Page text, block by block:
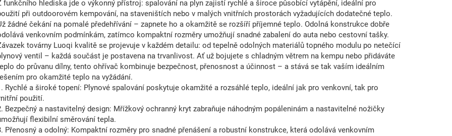
funkčního hlediska jde o výkonný přístroj: spalování na plyn zajistí rychlé a široce působící vytápění, ideální pro
při outdoorovém kempování, na staveništích nebo v malých vnitřních prostorách vyžadujících dodatečné teplo.
žádné čekání na pomalé předehřívání – zapnete ho a okamžitě se rozšíří příjemné teplo. Odolná konstrukce dobře
venkovním podmínkám, zatímco kompaktní rozměry umožňují snadné zabalení do auta nebo cestovní tašky.
továrny Luoqi kvalitě se projevuje v každém detailu: od tepelně odolných materiálů topného modulu po netečící
ventil – každá součást je postavena na trvanlivost. Ať už bojujete s chladným větrem na kempu nebo přidáváte
do průvanu dílny, tento ohřívač kombinuje bezpečnost, přenosnost a účinnost – a stává se tak vaším ideálním
pro okamžité teplo na vyžádání.
Rychlé a široké topení: Plynové spalování poskytuje okamžité a rozsáhlé teplo, ideální jak pro venkovní, tak pro
použití.
Bezpečný a nastavitelný design: Mřížkový ochranný kryt zabraňuje náhodným popáleninám a nastavitelné nožičky
flexibilní směrování tepla.
Přenosný a odolný: Kompaktní rozměry pro snadné přenášení a robustní konstrukce, která odolává venkovním